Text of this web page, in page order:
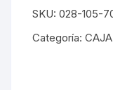
TUOR
DIESEL
SKU: 028-105-
Categoría: